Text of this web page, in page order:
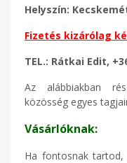
Helyszín:
Fizetés kizárólag
TEL.: Rátkai Edit,
Az alábbiakban
közösség egyes
Vásárlóknak:
Ha fontosnak tartod,